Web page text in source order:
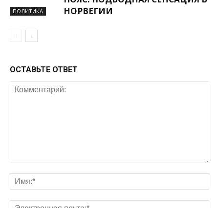
ПОЛИТИКА
НОРВЕГИИ
ОСТАВЬТЕ ОТВЕТ